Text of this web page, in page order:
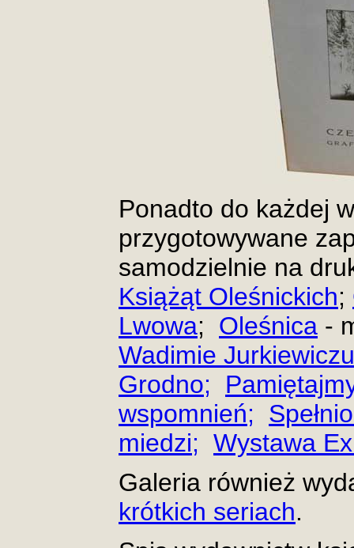
Ponadto do każdej
przygotowywane
samodzielnie na
Książąt Oleśnickich;
Lwowa; Oleśnica -
Wadimie Jurkiewiczu
Grodno;
wspomnień;
miedzi; Wystawa
Galeria również
krótkich seriach.